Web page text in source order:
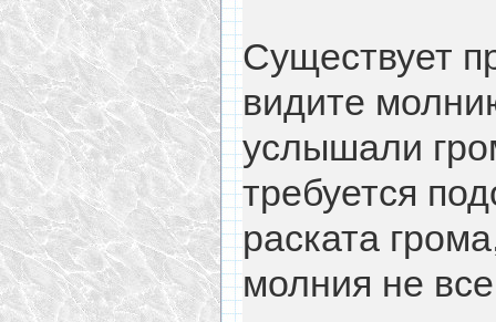
Существует
видите
услышали
требуется
раската
молния не